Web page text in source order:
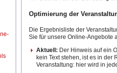
Optimierung der
Die Ergebnisliste der
Sie für unsere Online-Angebote
Aktuell: Der Hinweis auf ein
kein Text stehen, ist es in
Veranstaltung: hier wird in